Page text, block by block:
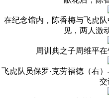
在纪念馆内，陈香梅与飞虎
见，两人激
周训典之子周维平在
飞虎队员保罗·克劳福德（右
交